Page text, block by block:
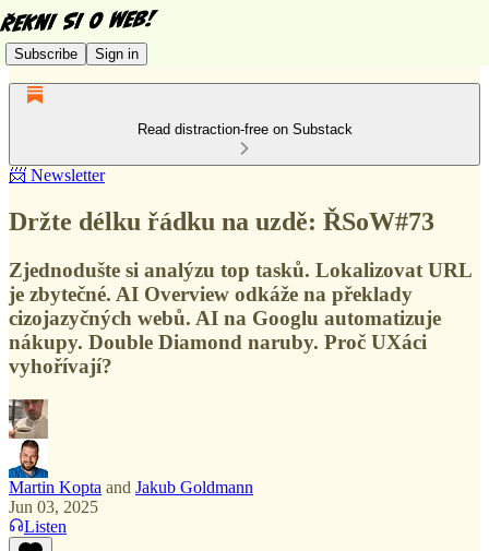
Subscribe Sign in
Read distraction-free on Substack
📨 Newsletter
Držte délku řádku na uzdě: ŘSoW#73
Zjednodušte si analýzu top tasků. Lokalizovat URL
je zbytečné. AI Overview odkáže na překlady
cizojazyčných webů. AI na Googlu automatizuje
nákupy. Double Diamond naruby. Proč UXáci
vyhořívají?
Martin Kopta and Jakub Goldmann
Jun 03, 2025
Listen